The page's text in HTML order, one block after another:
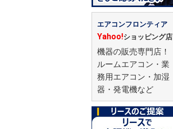
エアコンフロンティア
Yahoo!ショッピング店
機器の販売専門店！
ルームエアコン・業
務用エアコン・加湿
器・発電機など